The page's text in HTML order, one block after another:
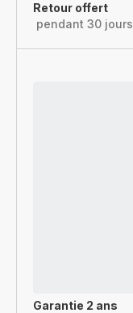
Retour offert
pendant 30 jours
Garantie 2 ans